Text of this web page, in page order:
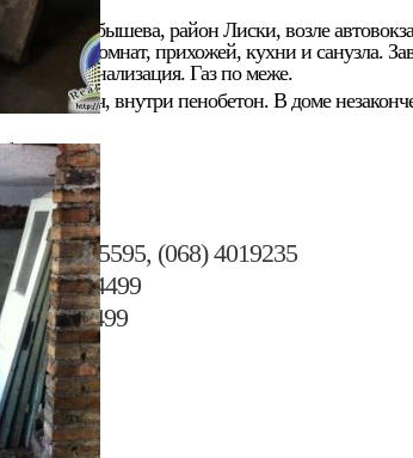
по ул. Куйбышева, район Лиски, возле
из 2 комнат, прихожей, кухни и санузла.
канализация. Газ по меже.
кирпич, внутри пенобетон. В доме
(6 500)
4055595, (068) 4019235
2344499
44499